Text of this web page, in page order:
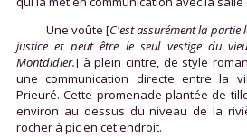
Une voûte [C'est assurément la partie
justice et peut être le seul vestige du
Montdidier.] à plein cintre, de style
une communication directe entre la
Prieuré. Cette promenade plantée de
environ au dessus du niveau de la
rocher à pic en cet endroit.